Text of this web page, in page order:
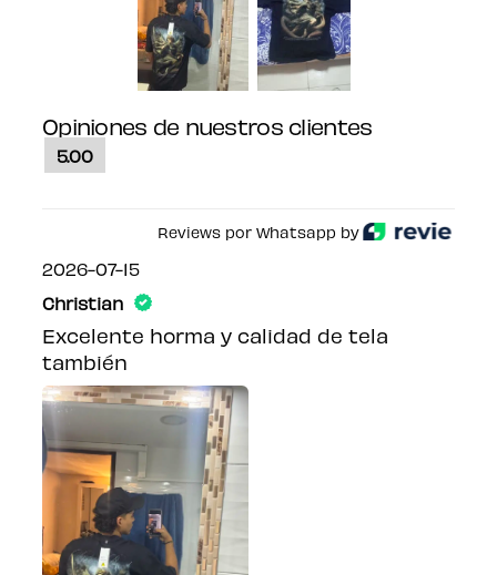
Opiniones de nuestros clientes
5.00
Reviews por Whatsapp by
2026-07-15
Christian
Excelente horma y calidad de tela
también